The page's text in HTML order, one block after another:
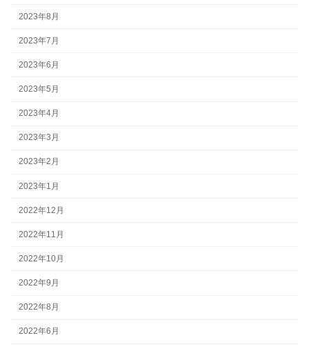
2023年8月
2023年7月
2023年6月
2023年5月
2023年4月
2023年3月
2023年2月
2023年1月
2022年12月
2022年11月
2022年10月
2022年9月
2022年8月
2022年6月